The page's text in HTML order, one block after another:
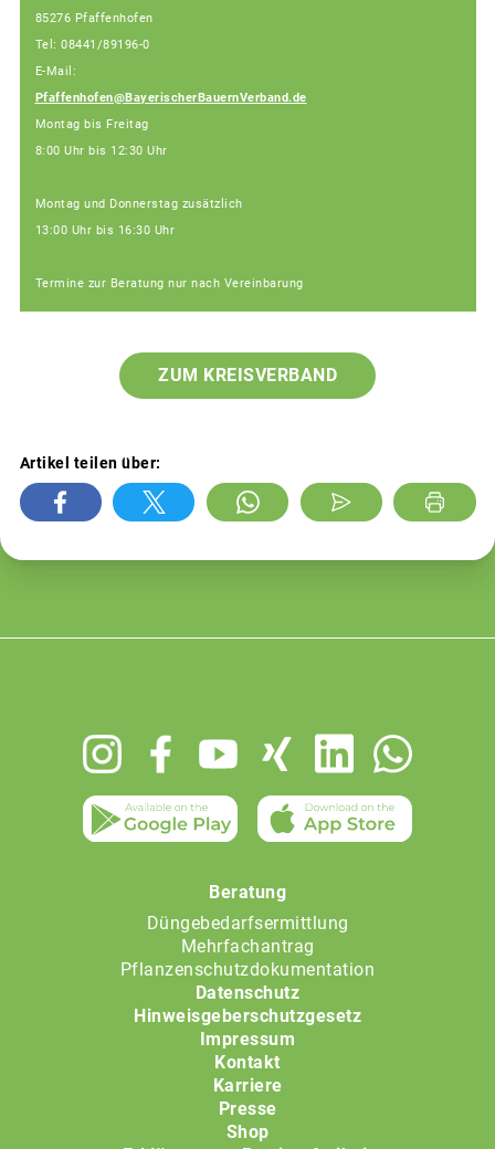
85276 Pfaffenhofen
Tel: 08441/89196-0
E-Mail:
Pfaffenhofen@BayerischerBauernVerband.de
Montag bis Freitag
8:00 Uhr bis 12:30 Uhr
Montag und Donnerstag zusätzlich
13:00 Uhr bis 16:30 Uhr
Termine zur Beratung nur nach Vereinbarung
ZUM KREISVERBAND
Artikel teilen über:
Beratung
Düngebedarfsermittlung
Mehrfachantrag
Pflanzenschutzdokumentation
Datenschutz
Hinweisgeberschutzgesetz
Impressum
Kontakt
Karriere
Presse
Shop